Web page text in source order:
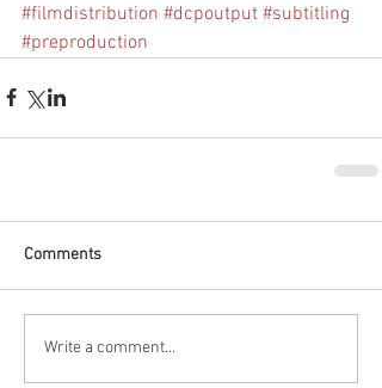
#filmdistribution #dcpoutput #subtitling
#preproduction
Comments
Write a comment...